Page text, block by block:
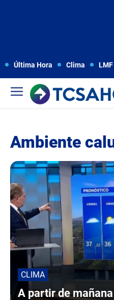
Última Hora Clima
Ambiente
CLIMA
A partir de